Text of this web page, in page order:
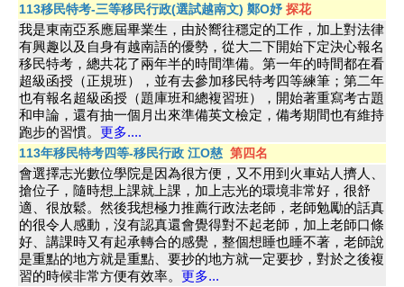
113移民特考-三等移民行政(選試越南文) 鄭O妤 探花
我是東南亞系應屆畢業生，由於嚮往穩定的工作，加上對法律
有興趣以及自身有越南語的優勢，從大二下開始下定決心報名
移民特考，總共花了兩年半的時間準備。第一年的時間都在看
超級函授（正規班），並有去參加移民特考四等練筆；第二年
也有報名超級函授（題庫班和總複習班），開始著重寫考古題
和申論，還有抽一個月出來準備英文檢定，備考期間也有維持
跑步的習慣。 更多....
113年移民特考四等-移民行政 江O慈 第四名
會選擇志光數位學院是因為很方便，又不用到火車站人擠人、
搶位子，隨時想上課就上課，加上志光的環境非常好，很舒
適、很放鬆。然後我想極力推薦行政法老師，老師勉勵的話真
的很令人感動，沒有認真還會覺得對不起老師，加上老師口條
好、講課時又有起承轉合的感覺，整個想睡也睡不著，老師說
是重點的地方就是重點、要抄的地方就一定要抄，對於之後複
習的時候非常方便有效率。 更多...